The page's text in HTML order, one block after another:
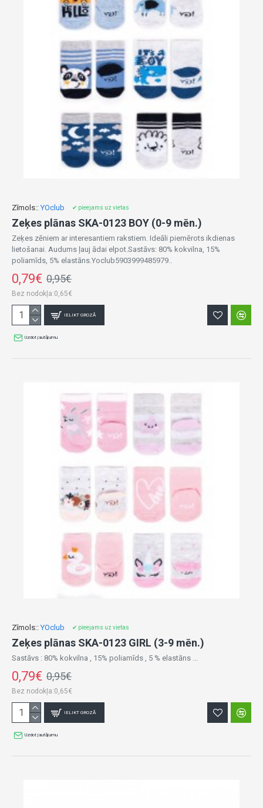
Zīmols:: YOclub ✔ pieejams uz vietas
Zeķes plānas SKA-0123 BOY (0-9 mēn.)
Zeķes zēniem ar interesantiem rakstiem. Ideāli piemērots ikdienas
lietošanai. Audums ļauj ādai elpot.Sastāvs: 80% kokvilna, 15%
poliamīds, 5% elastāns.Yoclub5903999485979..
0,79€ 0,95€
Bez nodokļa:0,65€
IELIKT GROZĀ
Uzdot jautājumu
Zīmols:: YOclub ✔ pieejams uz vietas
Zeķes plānas SKA-0123 GIRL (3-9 mēn.)
Sastāvs : 80% kokvilna , 15% poliamīds , 5 % elastāns ...
0,79€ 0,95€
Bez nodokļa:0,65€
IELIKT GROZĀ
Uzdot jautājumu